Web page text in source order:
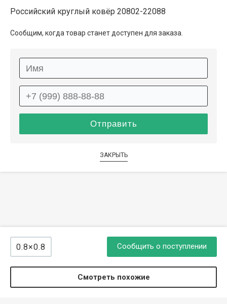
0.8×0.8 Сообщить о поступлении
Смотреть похожие
Российский круглый ковёр 20802-22088
Сообщим, когда товар станет доступен для заказа.
ЗАКРЫТЬ